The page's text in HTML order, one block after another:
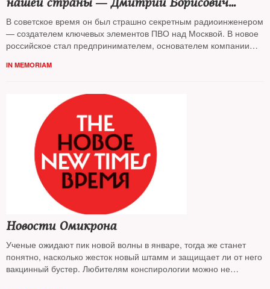
Зимин
В советское время он был страшно секретным радиоинженером
— создателем ключевых элементов ПВО над Москвой. В новое
российское стал предпринимателем, основателем компании
предпринимателем. В 2015 году его фонд "Династия", который
долларов, был объявлен иностранным агентом. В 2021 году,
весной, он уехал за границу, где и скончался
IN MEMORIAM
Новости Омикрона
Ученые ожидают пик новой волны в январе, тогда же станет
понятно, насколько жесток новый штамм и защищает ли от него
вакцинный бустер. Любителям конспирологии можно не